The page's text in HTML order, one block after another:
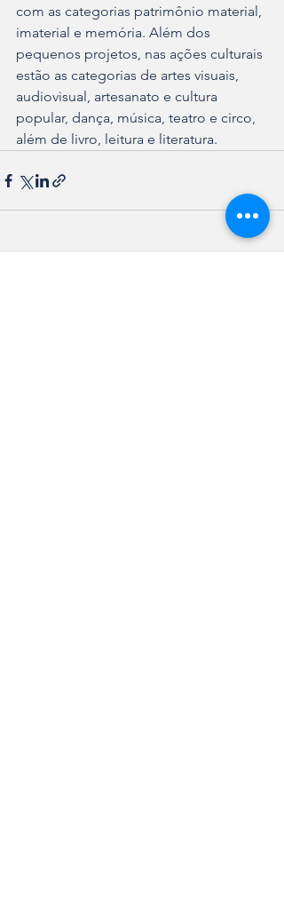
com as categorias patrimônio material,
imaterial e memória. Além dos
pequenos projetos, nas ações culturais
estão as categorias de artes visuais,
audiovisual, artesanato e cultura
popular, dança, música, teatro e circo,
além de livro, leitura e literatura.